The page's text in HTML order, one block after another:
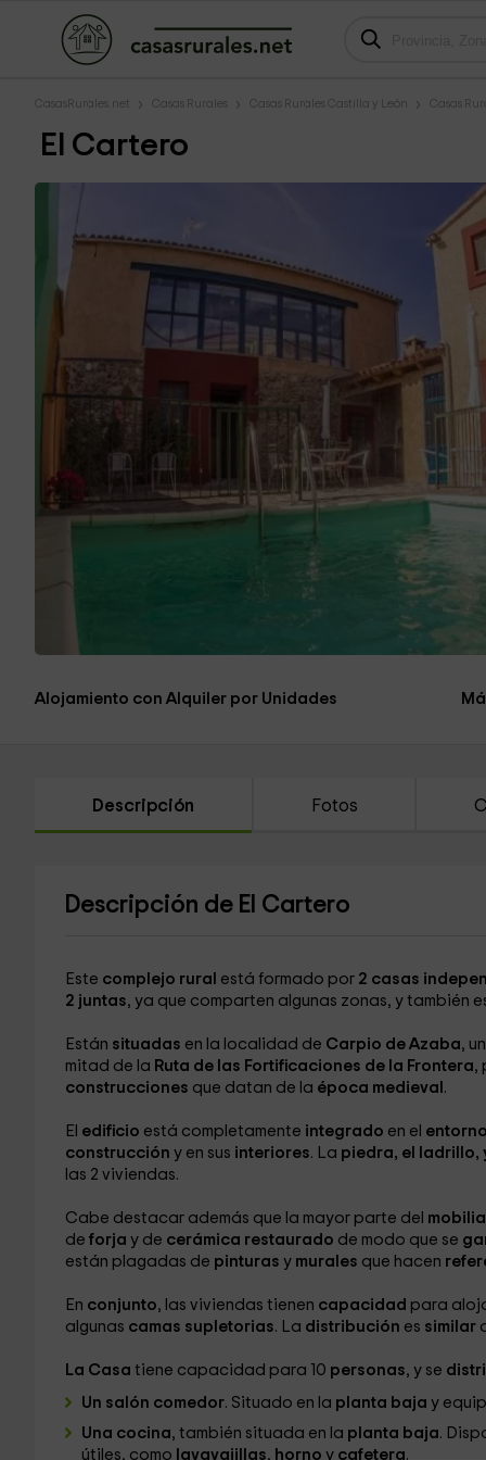
CasasRurales.net Casas Rurales Casas Rurales Castilla y León Casas
El Cartero
Alojamiento con Alquiler por Unidades
Descripción Fotos
Descripción de El Cartero
Este complejo rural está formado por 2 casas
2 juntas, ya que comparten algunas zonas, y también
Están situadas en la localidad de Carpio de Azaba,
mitad de la Ruta de las Fortificaciones de la Frontera,
construcciones que datan de la época medieval .
El edificio está completamente integrado en el
construcción y en sus interiores. La piedra, el ladrillo,
las 2 viviendas.
Cabe destacar además que la mayor parte del
de forja y de cerámica restaurado de modo que se
están plagadas de pinturas y murales que hacen
En conjunto, las viviendas tienen capacidad para
algunas camas supletorias. La distribución es similar
La Casa tiene capacidad para 10 personas, y se
Un salón comedor. Situado en la planta baja y
Una cocina, también situada en la planta baja.
útiles, como lavavajillas, horno y cafetera.